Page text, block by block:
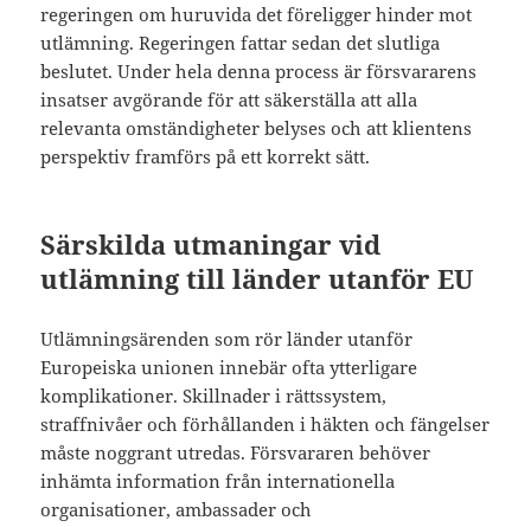
regeringen om huruvida det föreligger hinder mot
utlämning. Regeringen fattar sedan det slutliga
beslutet. Under hela denna process är försvararens
insatser avgörande för att säkerställa att alla
relevanta omständigheter belyses och att klientens
perspektiv framförs på ett korrekt sätt.
Särskilda utmaningar vid
utlämning till länder utanför EU
Utlämningsärenden som rör länder utanför
Europeiska unionen innebär ofta ytterligare
komplikationer. Skillnader i rättssystem,
straffnivåer och förhållanden i häkten och fängelser
måste noggrant utredas. Försvararen behöver
inhämta information från internationella
organisationer, ambassader och